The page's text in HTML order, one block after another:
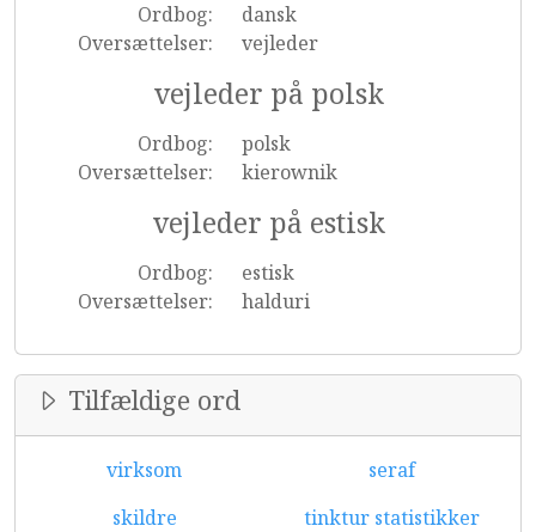
Ordbog:
dansk
Oversættelser:
vejleder
vejleder på polsk
Ordbog:
polsk
Oversættelser:
kierownik
vejleder på estisk
Ordbog:
estisk
Oversættelser:
halduri
Tilfældige ord
virksom
seraf
skildre
tinktur statistikker